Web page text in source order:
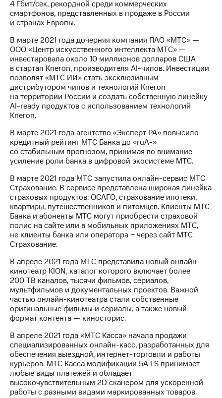
4 Гбит/сек, рекордной среди коммерческих
смартфонов, представленных в продаже в России
и странах Европы.
В марте 2021 года дочерняя компания ПАО «МТС» —
ООО «Центр искусственного интеллекта МТС» —
инвестировала около 10 миллионов долларов США
в стартап Kneron, производителя AI-чипов. Инвестиции
позволят «МТС ИИ» стать эксклюзивным
дистрибутором чипов и технологий Kneron
на территории России и создать собственную линейку
AI-ready продуктов с использованием технологий
Kneron.
В марте 2021 года агентство «Эксперт РА» повысило
кредитный рейтинг МТС Банка до «ruA-»
со стабильным прогнозом, принимая во внимание
усиление роли банка в цифровой экосистеме МТС.
В марте 2021 года МТС запустила онлайн-сервис МТС
Страхование. В сервисе представлена широкая линейка
страховых продуктов: ОСАГО, страхование ипотеки,
квартиры, путешественников и питомцев. Клиенты МТС
Банка и абоненты МТС могут приобрести страховой
полис на сайте или в мобильных приложениях МТС,
не клиенты банка или оператора − через сайт МТС
Страхование.
В апреле 2021 года МТС представила новый онлайн-
кинотеатр KION, каталог которого включает более
200 ТВ каналов, тысячи фильмов, сериалов,
мультфильмов и документальных проектов. Важной
частью онлайн-кинотеатра стали собственные
оригинальные фильмы и сериалы, а также новый
формат контента — киносторис.
В апреле 2021 года «МТС Касса» начала продажи
специализированных онлайн-касс, разработанных для
обеспечения выездной, интернет-торговли и работы
курьеров. МТС Касса модификации 5А LS принимает
любые виды платежей и обладает
высокочувствительным 2D сканером для ускоренной
работы с разными видами маркированных товаров.